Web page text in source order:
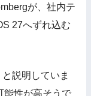
が、社内テ
27へずれ込む
説明していま
能性が高そうで